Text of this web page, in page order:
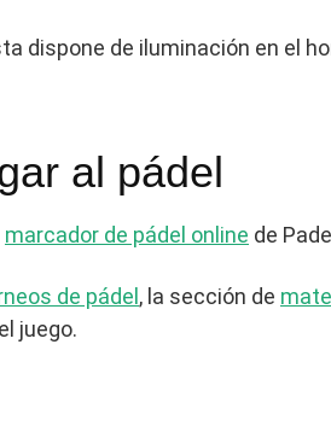
dispone de iluminación en el
al pádel
marcador de pádel online de
de pádel, la sección de
juego.